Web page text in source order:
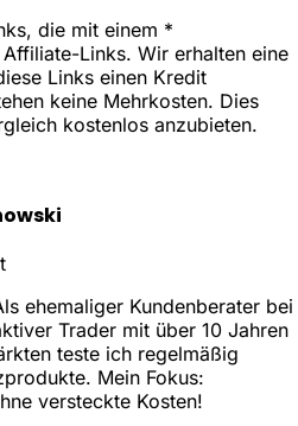
die mit einem *
Links. Wir erhalten eine
Links einen Kredit
keine Mehrkosten. Dies
kostenlos anzubieten.
ehemaliger Kundenberater bei
Trader mit über 10 Jahren
teste ich regelmäßig
Mein Fokus:
versteckte Kosten!